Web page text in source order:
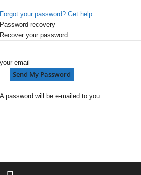
Forgot your password? Get help
Password recovery
Recover your password
your email
A password will be e-mailed to you.
d